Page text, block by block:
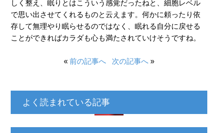
しく整え、眠りとはこういう感覚だったねと、細胞レベル
で思い出させてくれるものと云えます。何かに頼ったり依
存して無理やり眠らせるのではなく、眠れる自分に戻せる
ことができればカラダも心も満たされていけそうですね。
« 前の記事へ 次の記事へ »
よく読まれている記事